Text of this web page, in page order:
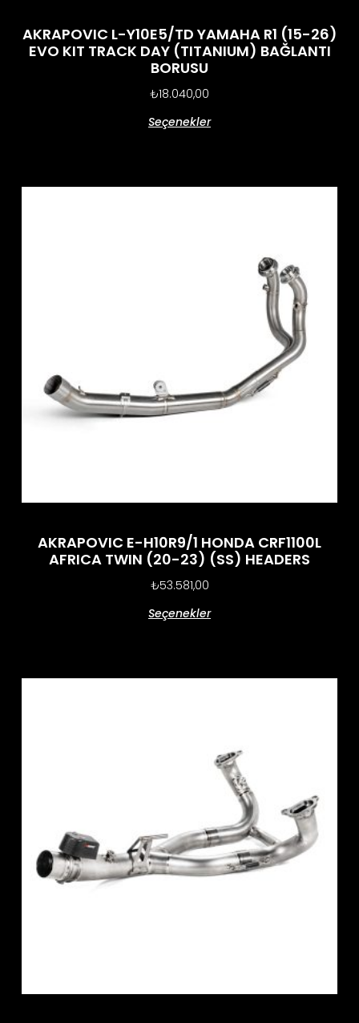
AKRAPOVIC L-Y10E5/TD YAMAHA R1 (15-26)
EVO KIT TRACK DAY (TITANIUM) BAĞLANTI
BORUSU
₺18.040,00
Seçenekler
AKRAPOVIC E-H10R9/1 HONDA CRF1100L
AFRICA TWIN (20-23) (SS) HEADERS
₺53.581,00
Seçenekler